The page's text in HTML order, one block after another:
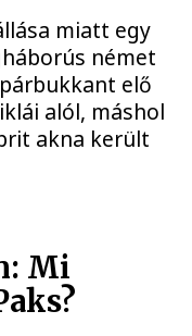
miatt egy
német
elő
alól, máshol
akna került
Mi